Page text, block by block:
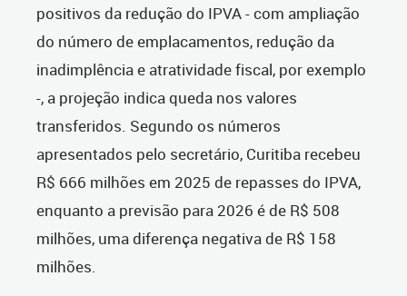
positivos da redução do IPVA - com ampliação
do número de emplacamentos, redução da
inadimplência e atratividade fiscal, por exemplo
-, a projeção indica queda nos valores
transferidos. Segundo os números
apresentados pelo secretário, Curitiba recebeu
R$ 666 milhões em 2025 de repasses do IPVA,
enquanto a previsão para 2026 é de R$ 508
milhões, uma diferença negativa de R$ 158
milhões.